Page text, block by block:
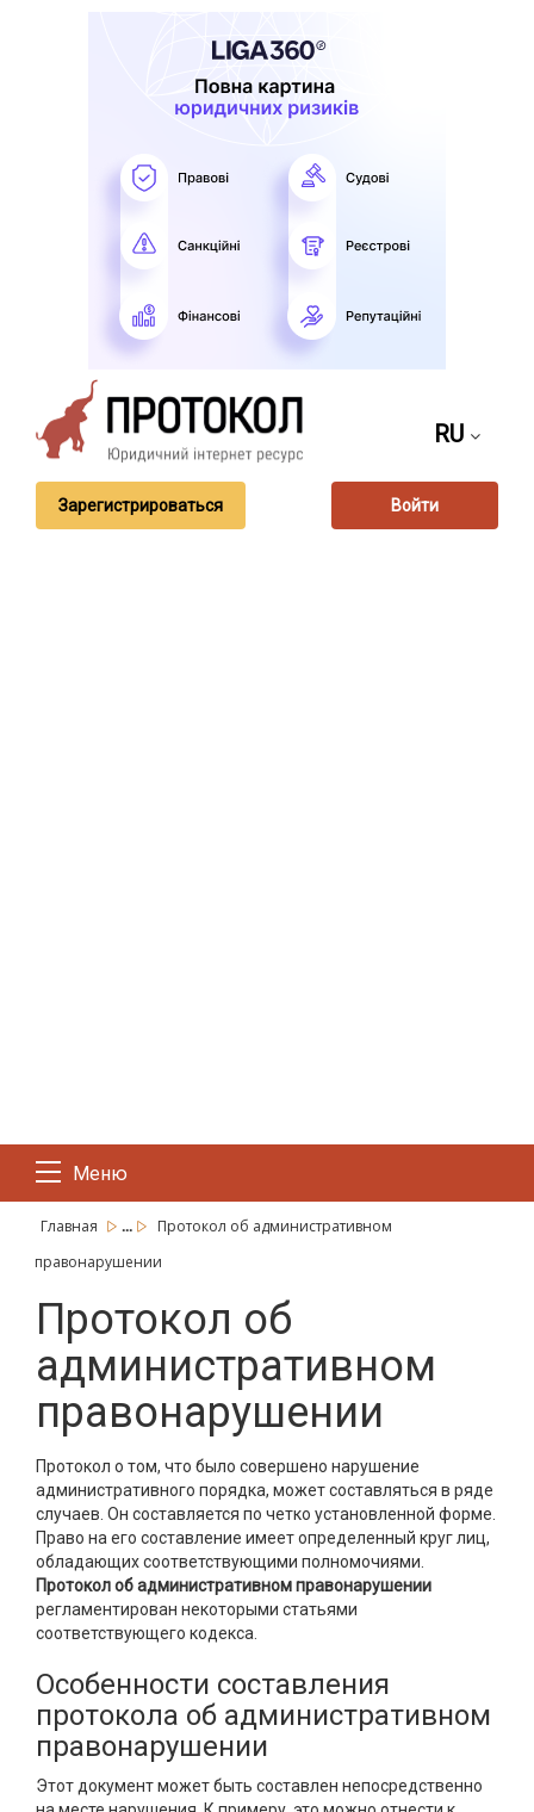
RU
Зарегистрироваться Войти
Меню
Главная ...
Протокол об административном
правонарушении
Протокол об
административном
правонарушении
Протокол о том, что было совершено нарушение
административного порядка, может составляться в ряде
случаев. Он составляется по четко установленной форме.
Право на его составление имеет определенный круг лиц,
обладающих соответствующими полномочиями.
Протокол об административном правонарушении
регламентирован некоторыми статьями
соответствующего кодекса.
Особенности составления
протокола об административном
правонарушении
Этот документ может быть составлен непосредственно